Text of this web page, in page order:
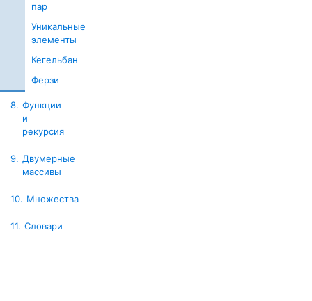
пар
Уникальные
элементы
Кегельбан
Ферзи
8. Функции
и
рекурсия
9. Двумерные
массивы
10. Множества
11. Словари